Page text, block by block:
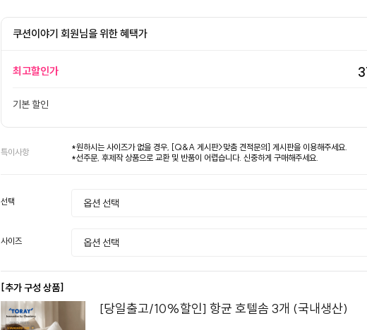
쿠션이야기 회원님을 위한 혜택가
최고할인가
기본 할인
특이사항
*원하시는 사이즈가 없을 경우, [Q&A 게시판>맞춤 견적문의] 게시판을 이용해주세요.
*선주문, 후제작 상품으로 교환 및 반품이 어렵습니다. 신중하게 구매해주세요.
선택
사이즈
[추가 구성 상품]
[당일출고/10%할인] 항균 호텔솜 3개 (국내생산)